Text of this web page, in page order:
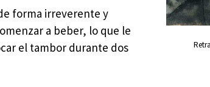
forma irreverente y
a beber, lo que le
el tambor durante dos